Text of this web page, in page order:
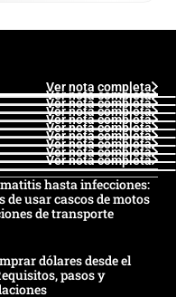
Ver nota completa
Ver nota completa
Ver nota completa
Ver nota completa
Ver nota completa
Ver nota completa
Ver nota completa
Ver nota completa
Ver nota completa
Ver nota completa
hasta infecciones:
de usar cascos de motos
de transporte
dólares desde el
pasos y